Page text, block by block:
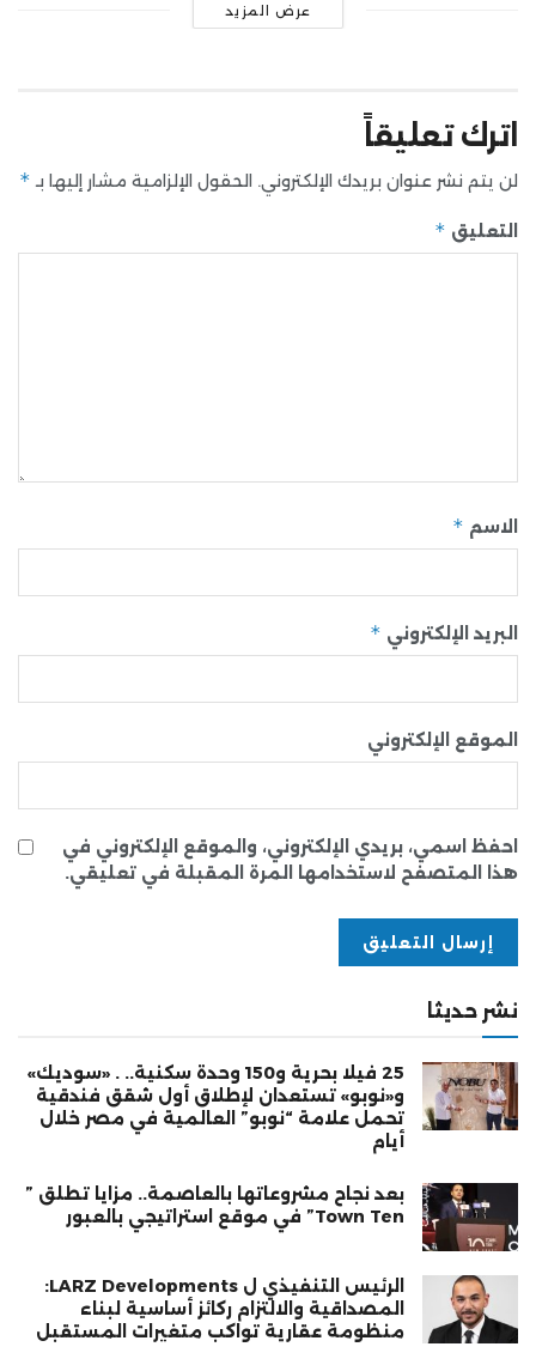
عرض المزيد
اترك تعليقاً
لن يتم نشر عنوان بريدك الإلكتروني. الحقول الإلزامية مشار إليها بـ *
التعليق *
الاسم *
البريد الإلكتروني *
الموقع الإلكتروني
احفظ اسمي، بريدي الإلكتروني، والموقع الإلكتروني في
هذا المتصفح لاستخدامها المرة المقبلة في تعليقي.
نشر حديثا
25 فيلا بحرية و150 وحدة سكنية.. . «سوديك»
و«نوبو» تستعدان لإطلاق أول شقق فندقية
تحمل علامة “نوبو” العالمية في مصر خلال
أيام
بعد نجاح مشروعاتها بالعاصمة.. مزايا تطلق ”
Town Ten” في موقع استراتيجي بالعبور
الرئيس التنفيذي ل LARZ Developments:
المصداقية والالتزام ركائز أساسية لبناء
منظومة عقارية تواكب متغيرات المستقبل